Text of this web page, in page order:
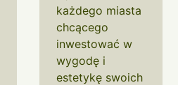
każdego miasta
chcącego
inwestować w
wygodę i
estetykę swoich